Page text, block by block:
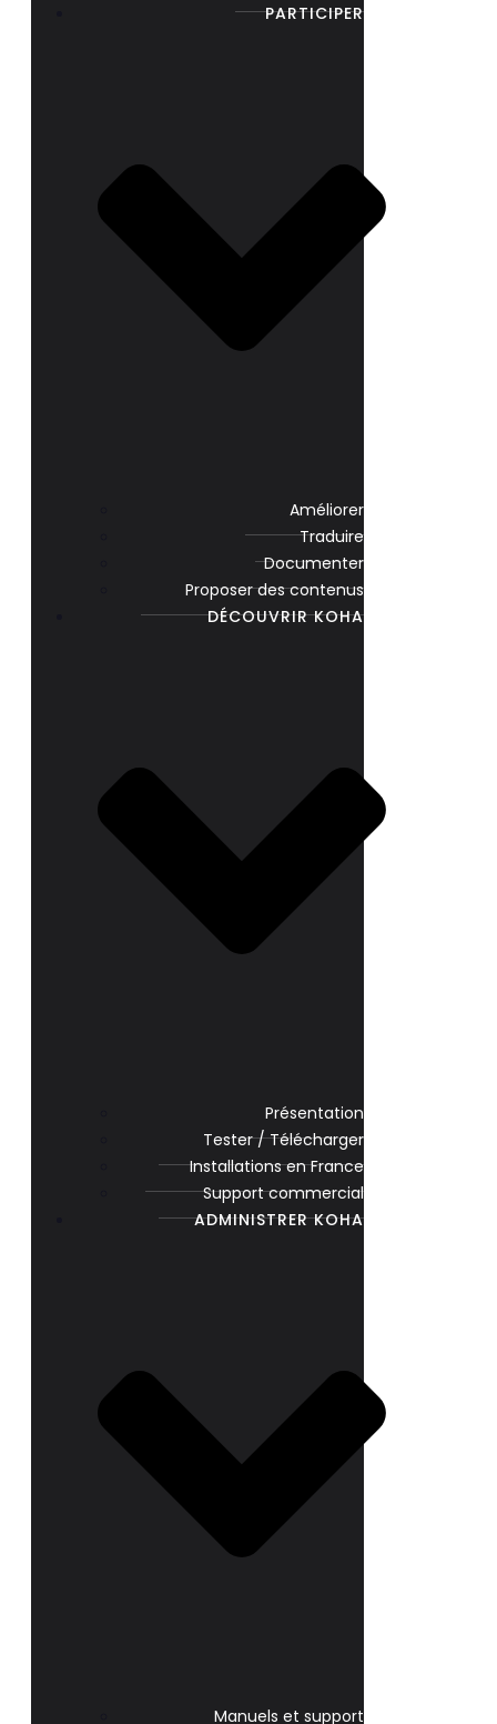
PARTICIPER
Améliorer
Traduire
Documenter
Proposer des contenus
DÉCOUVRIR KOHA
Présentation
Tester / Télécharger
Installations en France
Support commercial
ADMINISTRER KOHA
Manuels et support